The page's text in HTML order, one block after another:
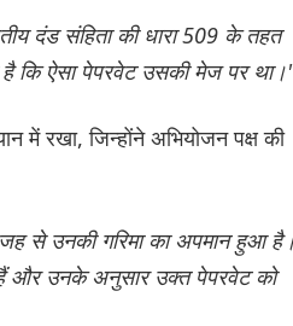
दंड संहिता की धारा 509 के तहत
है कि ऐसा पेपरवेट उसकी मेज पर
में रखा, जिन्होंने अभियोजन पक्ष की
से उनकी गरिमा का अपमान हुआ
हैं और उनके अनुसार उक्त पेपरवेट को